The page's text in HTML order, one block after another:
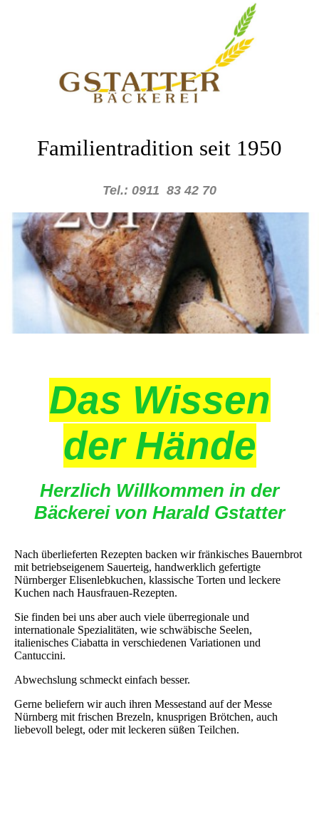
Familientradition seit 1950
Tel.: 0911 83 42 70
Das Wissen
der Hände
Herzlich Willkommen in der
Bäckerei von Harald Gstatter
Nach überlieferten Rezepten backen wir fränkisches Bauernbrot
mit betriebseigenem Sauerteig, handwerklich gefertigte
Nürnberger Elisenlebkuchen, klassische Torten und leckere
Kuchen nach Hausfrauen-Rezepten.
Sie finden bei uns aber auch viele überregionale und
internationale Spezialitäten, wie schwäbische Seelen,
italienisches Ciabatta in verschiedenen Variationen und
Cantuccini.
Abwechslung schmeckt einfach besser.
Gerne beliefern wir auch ihren Messestand auf der Messe
Nürnberg mit frischen Brezeln, knusprigen Brötchen, auch
liebevoll belegt, oder mit leckeren süßen Teilchen.